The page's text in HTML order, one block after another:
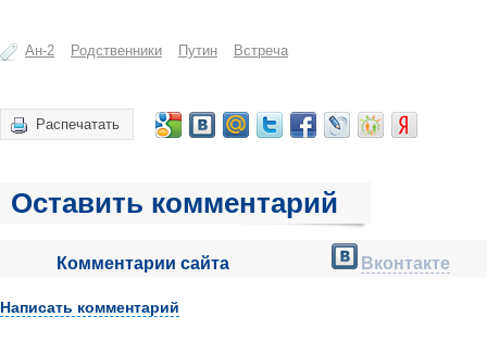
Ан-2 Родственники Путин Встреча
Распечатать
Оставить комментарий
Комментарии сайта Вконтакте
Написать комментарий